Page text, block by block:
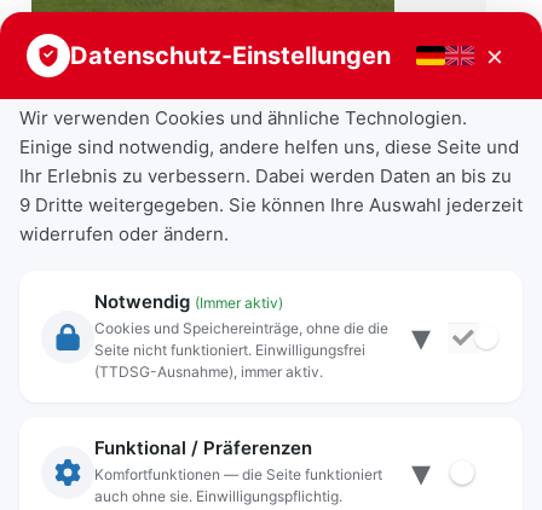
Rechtliche Angaben
Datenschutz
Anschrift
Datenschutz-Einstellungen ×
Wir verwenden Cookies und ähnliche Technologien.
Einige sind notwendig, andere helfen uns, diese Seite und
Ihr Erlebnis zu verbessern. Dabei werden Daten an bis zu
9 Dritte weitergegeben. Sie können Ihre Auswahl jederzeit
widerrufen oder ändern.
Notwendig (Immer aktiv)
Cookies und Speichereinträge, ohne die die
Seite nicht funktioniert. Einwilligungsfrei
(TTDSG-Ausnahme), immer aktiv.
▾
Funktional / Präferenzen
Komfortfunktionen — die Seite funktioniert
auch ohne sie. Einwilligungspflichtig.
▾